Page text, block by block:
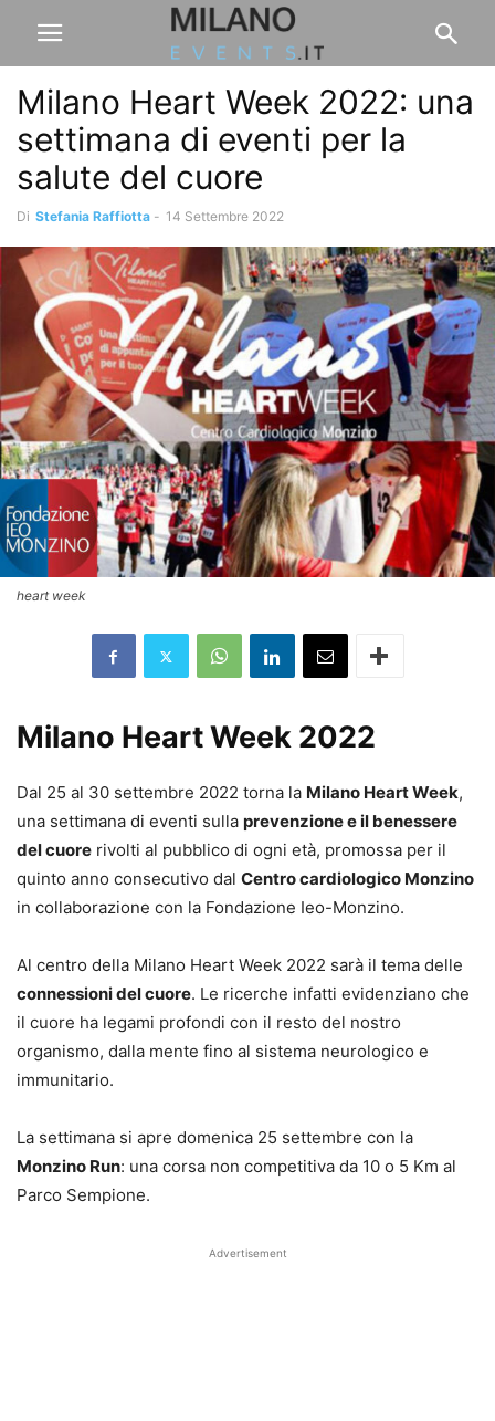
Milano Heart Week 2022: una
settimana di eventi per la
salute del cuore
Di Stefania Raffiotta - 14 Settembre 2022
heart week
Milano Heart Week 2022
Dal 25 al 30 settembre 2022 torna la Milano Heart Week,
una settimana di eventi sulla prevenzione e il benessere
del cuore rivolti al pubblico di ogni età, promossa per il
quinto anno consecutivo dal Centro cardiologico Monzino
in collaborazione con la Fondazione Ieo-Monzino.
Al centro della Milano Heart Week 2022 sarà il tema delle
connessioni del cuore. Le ricerche infatti evidenziano che
il cuore ha legami profondi con il resto del nostro
organismo, dalla mente fino al sistema neurologico e
immunitario.
La settimana si apre domenica 25 settembre con la
Monzino Run: una corsa non competitiva da 10 o 5 Km al
Parco Sempione.
Advertisement